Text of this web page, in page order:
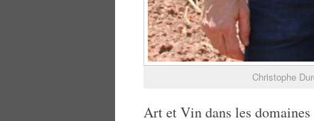
Christophe
Art et Vin dans les domaines